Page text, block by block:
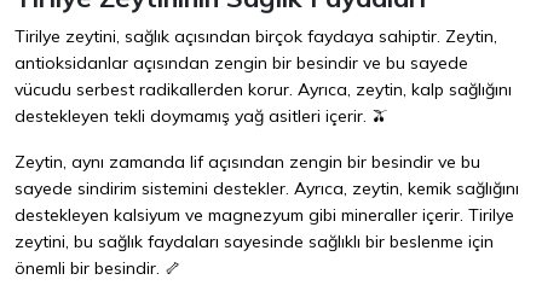
Tirilye zeytini, sağlık açısından birçok faydaya sahiptir. Zeytin,
antioksidanlar açısından zengin bir besindir ve bu sayede
vücudu serbest radikallerden korur. Ayrıca, zeytin, kalp sağlığını
destekleyen tekli doymamış yağ asitleri içerir. 🫒
Zeytin, aynı zamanda lif açısından zengin bir besindir ve bu
sayede sindirim sistemini destekler. Ayrıca, zeytin, kemik sağlığını
destekleyen kalsiyum ve magnezyum gibi mineraller içerir. Tirilye
zeytini, bu sağlık faydaları sayesinde sağlıklı bir beslenme için
önemli bir besindir. 🦴